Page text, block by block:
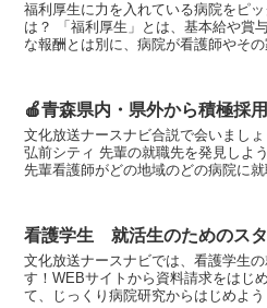
福利厚生に力を入れている病院をピックアップ そも
は？ 「福利厚生」とは、基本給や賞与（ボーナス）といった金銭的
な報酬とは別に、病院が看護師やそ
🍎青森県内・県外から積極採
文化放送ナースナビ合説で会いまし
弘前シティ 先輩の就職先を発見しよう！ 青森県内の学校を卒業した
先輩看護師がどの地域のどの病院に
看護学生 就活生のためのスタ
文化放送ナースナビでは、看護学生
す！WEBサイトから資料請求をはじ
て、じっくり病院研究からはじめよ